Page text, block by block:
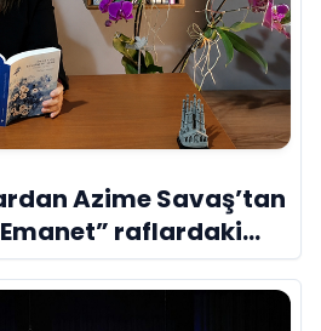
Azime Savaş’tan
raflardaki